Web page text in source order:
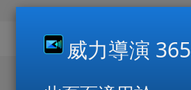
威力導演 365